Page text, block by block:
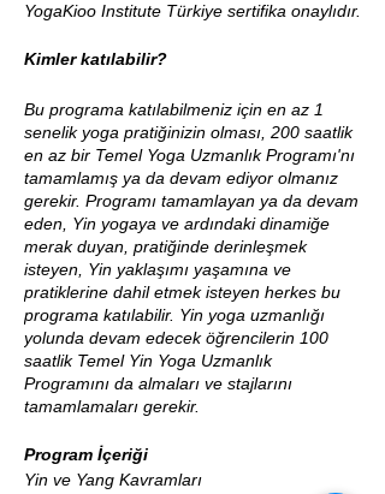
YogaKioo Institute Türkiye sertifika onaylıdır.
Kimler katılabilir?
Bu programa katılabilmeniz için en az 1
senelik yoga pratiğinizin olması, 200 saatlik
en az bir Temel Yoga Uzmanlık Programı'nı
tamamlamış ya da devam ediyor olmanız
gerekir. Programı tamamlayan ya da devam
eden, Yin yogaya ve ardındaki dinamiğe
merak duyan, pratiğinde derinleşmek
isteyen, Yin yaklaşımı yaşamına ve
pratiklerine dahil etmek isteyen herkes bu
programa katılabilir. Yin yoga uzmanlığı
yolunda devam edecek öğrencilerin 100
saatlik Temel Yin Yoga Uzmanlık
Programını da almaları ve stajlarını
tamamlamaları gerekir.
Program İçeriği
Yin ve Yang Kavramları